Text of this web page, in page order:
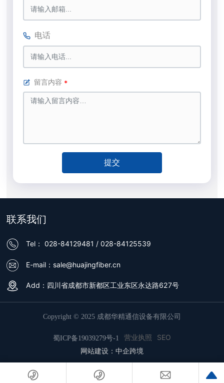
电话
留言内容
提交
联系我们
Tel：028-84129481 /028-84125539
E-mail： sale@huajingfiber.cn
Add：四川省成都市新都区工业东区永达路627号
Copyright © 2025 成都华精通信设备有限公司
蜀ICP备19039279号-1 营业执照 SEO
网站建设：中企跨境